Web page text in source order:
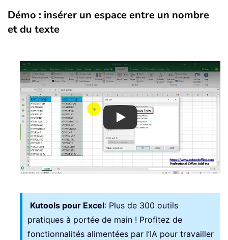
Démo : insérer un espace entre un nombre
et du texte
Play
Kutools pour Excel: Plus de 300 outils
pratiques à portée de main ! Profitez de
fonctionnalités alimentées par l’IA pour travailler